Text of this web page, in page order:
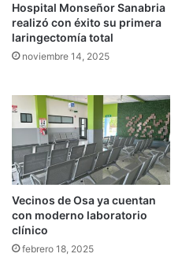
Hospital Monseñor Sanabria
realizó con éxito su primera
laringectomía total
noviembre 14, 2025
Vecinos de Osa ya cuentan
con moderno laboratorio
clínico
febrero 18, 2025